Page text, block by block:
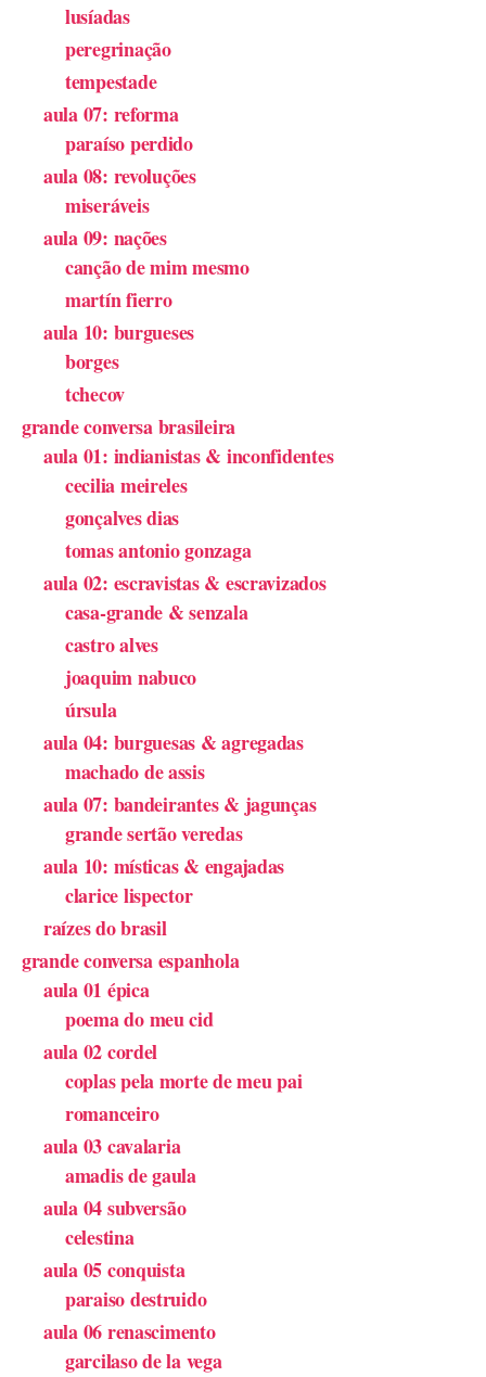
lusíadas
peregrinação
tempestade
aula 07: reforma
paraíso perdido
aula 08: revoluções
miseráveis
aula 09: nações
canção de mim mesmo
martín fierro
aula 10: burgueses
borges
tchecov
grande conversa brasileira
aula 01: indianistas & inconfidentes
cecilia meireles
gonçalves dias
tomas antonio gonzaga
aula 02: escravistas & escravizados
casa-grande & senzala
castro alves
joaquim nabuco
úrsula
aula 04: burguesas & agregadas
machado de assis
aula 07: bandeirantes & jagunças
grande sertão veredas
aula 10: místicas & engajadas
clarice lispector
raízes do brasil
grande conversa espanhola
aula 01 épica
poema do meu cid
aula 02 cordel
coplas pela morte de meu pai
romanceiro
aula 03 cavalaria
amadis de gaula
aula 04 subversão
celestina
aula 05 conquista
paraiso destruido
aula 06 renascimento
garcilaso de la vega